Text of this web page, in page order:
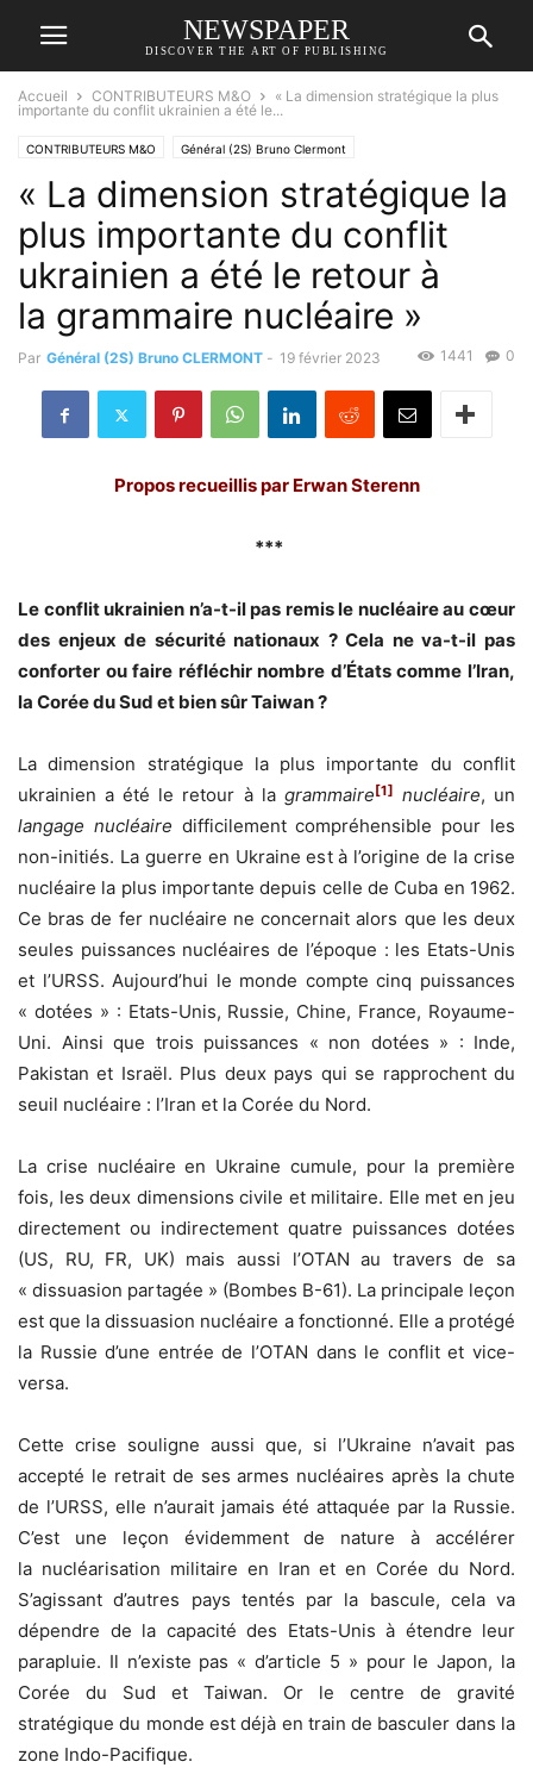
NEWSPAPER
DISCOVER THE ART OF PUBLISHING
Accueil CONTRIBUTEURS M&O
« La dimension stratégique la plus
importante du conflit ukrainien a été le...
CONTRIBUTEURS M&O Général (2S) Bruno Clermont
« La dimension stratégique la
plus importante du conflit
ukrainien a été le retour à
la grammaire nucléaire »
Par Général (2S) Bruno CLERMONT - 19 février 2023 0
1441
Propos recueillispar Erwan Sterenn
***
Le conflit ukrainien n’a-t-il pas remis le nucléaire au cœur
des enjeux de sécurité nationaux ? Cela ne va-t-il pas
conforter ou faire réfléchir nombre d’États comme l’Iran,
la Corée du Sud et bien sûr Taiwan ?
La dimension stratégique la plus importante du conflit
ukrainien a été le retour à la grammaire[1] nucléaire, un
langage nucléaire difficilement compréhensible pour les
non-initiés. La guerre en Ukraine est à l’origine de la crise
nucléaire la plus importante depuis celle de Cuba en 1962.
Ce bras de fer nucléaire ne concernait alors que les deux
seules puissances nucléaires de l’époque : les Etats-Unis
et l’URSS. Aujourd’hui le monde compte cinq puissances
« dotées » : Etats-Unis, Russie, Chine, France, Royaume-
Uni. Ainsi que trois puissances « non dotées » : Inde,
Pakistan et Israël. Plus deux pays qui se rapprochent du
seuil nucléaire : l’Iran et la Corée du Nord.
La crise nucléaire en Ukraine cumule, pour la première
fois, les deux dimensions civile et militaire. Elle met en jeu
directement ou indirectement quatre puissances dotées
(US, RU, FR, UK) mais aussi l’OTAN au travers de sa
« dissuasion partagée » (Bombes B-61). La principale leçon
est que la dissuasion nucléaire a fonctionné. Elle a protégé
la Russie d’une entrée de l’OTAN dans le conflit et vice-
versa.
Cette crise souligne aussi que, si l’Ukraine n’avait pas
accepté le retrait de ses armes nucléaires après la chute
de l’URSS, elle n’aurait jamais été attaquée par la Russie.
C’est une leçon évidemment de nature à accélérer
la nucléarisation militaire en Iran et en Corée du Nord.
S’agissant d’autres pays tentés par la bascule, cela va
dépendre de la capacité des Etats-Unis à étendre leur
parapluie. Il n’existe pas « d’article 5 » pour le Japon, la
Corée du Sud et Taiwan. Or le centre de gravité
stratégique du monde est déjà en train de basculer dans la
zone Indo-Pacifique.